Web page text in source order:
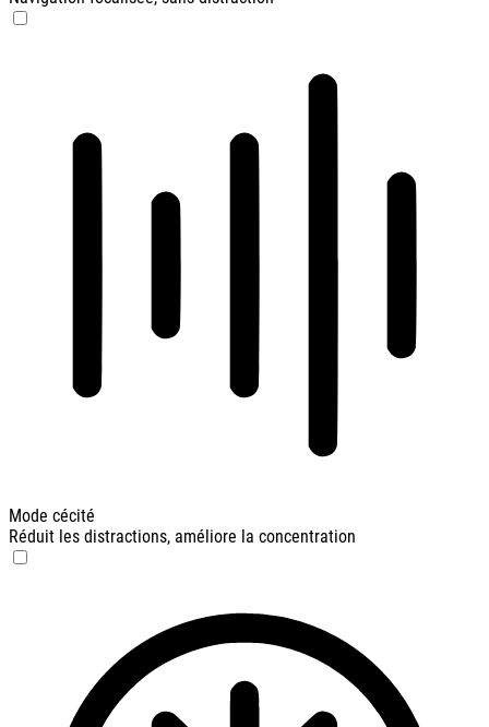
Mode cécité
Réduit les distractions, améliore la concentration